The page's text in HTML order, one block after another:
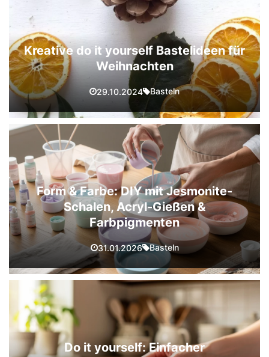
Kreative do it yourself Bastelideen für
Weihnachten
29.10.2024 Basteln
Form & Farbe: DIY mit Jesmonite-
Schalen, Acryl-Gießen &
Farbpigmenten
31.01.2026 Basteln
Do it yourself: Einfacher